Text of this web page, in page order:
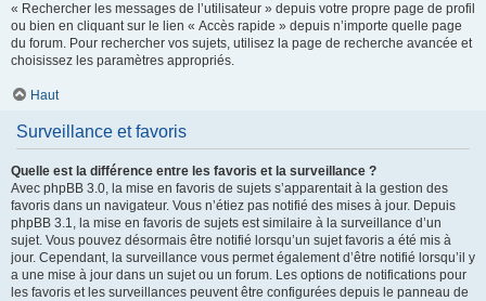
« Rechercher les messages de l’utilisateur » depuis votre propre page de profil
ou bien en cliquant sur le lien « Accès rapide » depuis n’importe quelle page
du forum. Pour rechercher vos sujets, utilisez la page de recherche avancée et
choisissez les paramètres appropriés.
Haut
Surveillance et favoris
Quelle est la différence entre les favoris et la surveillance ?
Avec phpBB 3.0, la mise en favoris de sujets s’apparentait à la gestion des
favoris dans un navigateur. Vous n’étiez pas notifié des mises à jour. Depuis
phpBB 3.1, la mise en favoris de sujets est similaire à la surveillance d’un
sujet. Vous pouvez désormais être notifié lorsqu’un sujet favoris a été mis à
jour. Cependant, la surveillance vous permet également d’être notifié lorsqu’il y
a une mise à jour dans un sujet ou un forum. Les options de notifications pour
les favoris et les surveillances peuvent être configurées depuis le panneau de